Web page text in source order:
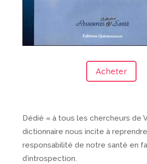
Acheter
Dédié « à tous les chercheurs de
dictionnaire nous incite à
responsabilité de notre santé en
d’introspection.